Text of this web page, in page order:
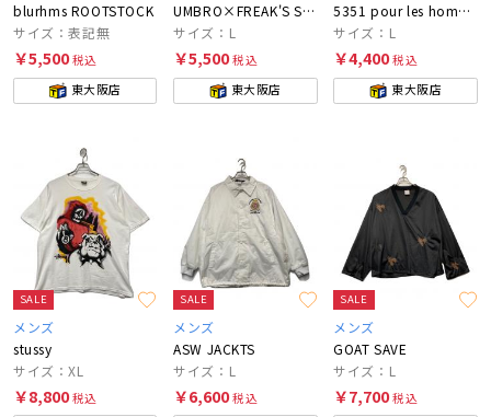
blurhms ROOTSTOCK
サイズ：表記無
￥5,500税込
東大阪店
UMBRO×FREAK'S STORE
サイズ：L
￥5,500税込
東大阪店
5351 pour les hommes
サイズ：L
￥4,400税込
東大阪店
SALE
メンズ
stussy
サイズ：XL
￥8,800税込
SALE
メンズ
ASW JACKTS
サイズ：L
￥6,600税込
SALE
メンズ
GOAT SAVE
サイズ：L
￥7,700税込